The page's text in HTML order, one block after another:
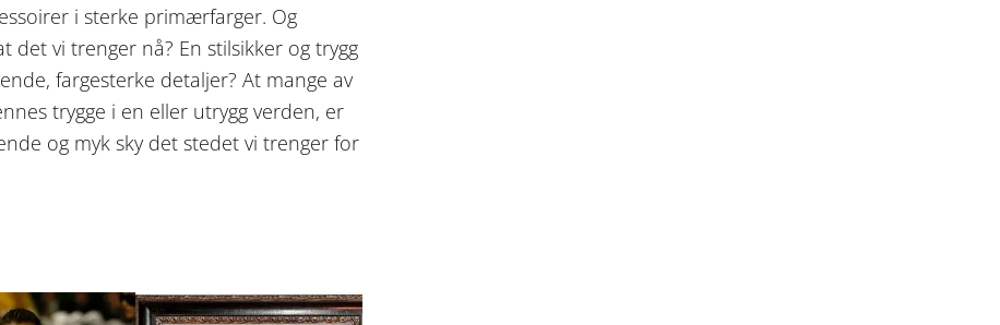
i sterke primærfarger. Og
det vi trenger nå? En stilsikker og trygg
fargesterke detaljer? At mange av
trygge i en eller utrygg verden, er
og myk sky det stedet vi trenger for